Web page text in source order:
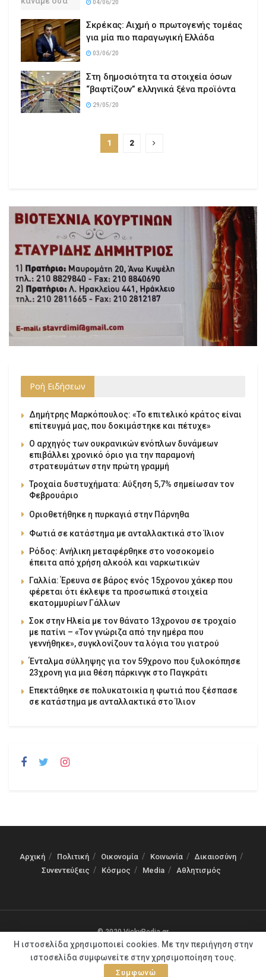
04/06/20
Σκρέκας: Αιχμή ο πρωτογενής τομέας
για μία πιο παραγωγική Ελλάδα
03/06/20
Στη δημοσιότητα τα στοιχεία όσων
“βαφτίζουν” ελληνικά ξένα προϊόντα
29/05/20
1 2
Ροή Ειδήσεων
Δημήτρης Μαρκόπουλος: «Το επιτελικό κράτος είναι
επίτευγμά μας, που δοκιμάστηκε και πέτυχε»
Ο αρχηγός των ουκρανικών ενόπλων δυνάμεων
επιβάλλει χρονικό όριο για την παραμονή
στρατευμάτων στην πρώτη γραμμή
Τροχαία δυστυχήματα: Αύξηση 5,7% σημείωσαν τον
Φεβρουάριο
Οριοθετήθηκε η πυρκαγιά στην Πάρνηθα
Φωτιά σε κατάστημα με ανταλλακτικά στο Ίλιον
Ρόδος: Ανήλικη μεταφέρθηκε στο νοσοκομείο
έπειτα από χρήση αλκοόλ και ναρκωτικών
Γαλλία: Έρευνα σε βάρος ενός 15χρονου χάκερ που
φέρεται ότι έκλεψε τα προσωπικά στοιχεία
εκατομμυρίων Γάλλων
Σοκ στην Ηλεία με τον θάνατο 13χρονου σε τροχαίο
με πατίνι – «Τον γνώριζα από την ημέρα που
γεννήθηκε», συγκλονίζουν τα λόγια του γιατρού
Ένταλμα σύλληψης για τον 59χρονο που ξυλοκόπησε
23χρονη για μια θέση πάρκινγκ στο Παγκράτι
Επεκτάθηκε σε πολυκατοικία η φωτιά που ξέσπασε
σε κατάστημα με ανταλλακτικά στο Ίλιον
Αρχική Πολιτική Οικονομία Κοινωνία
Δικαιοσύνη
Συνεντεύξεις
Κόσμος Media Αθλητισμός
© 2020 VickyPedia.gr
Η ιστοσελίδα χρησιμοποιεί cookies. Με την περιήγηση στην
ιστοσελίδα συμφωνείτε στην χρησιμοποίηση τους.
Συμφωνώ